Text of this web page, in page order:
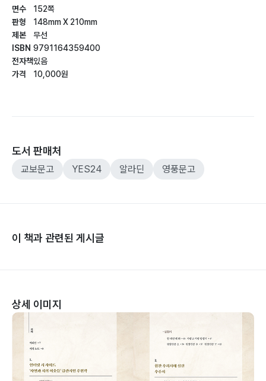
면수
판형
제본
ISBN
전자책
가격
152쪽
148mm X 210mm
무선
9791164359400
있음
10,000원
도서 판매처
교보문고 YES24 알라딘 영풍문고
이 책과 관련된 게시글
상세 이미지